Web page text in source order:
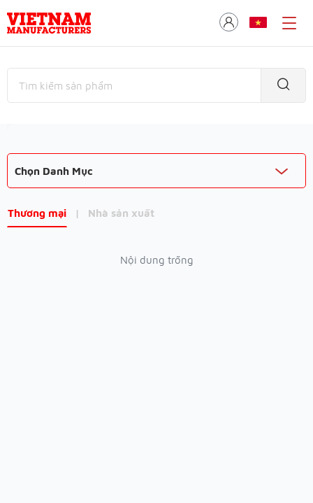
Chọn Danh Mục
Thương mại | Nhà sản xuất
Nội dung trống